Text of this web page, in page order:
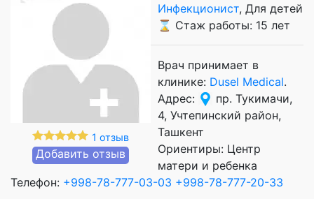
1 отзыв
Добавить отзыв
Инфекционист, Для детей
⌛ Стаж работы: 15 лет
Врач принимает в
клинике: Dusel Medical.
Адрес:
пр. Тукимачи,
4, Учтепинский район,
Ташкент
Ориентиры: Центр
матери и ребенка
Телефон: +998-78-777-03-03 +998-78-777-20-33